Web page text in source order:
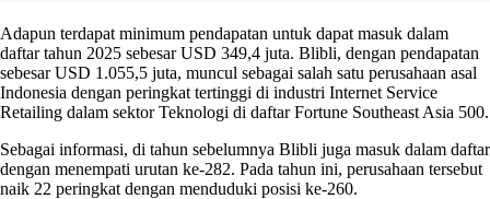
Adapun terdapat minimum pendapatan untuk dapat masuk dalam
daftar tahun 2025 sebesar USD 349,4 juta. Blibli, dengan pendapatan
sebesar USD 1.055,5 juta, muncul sebagai salah satu perusahaan asal
Indonesia dengan peringkat tertinggi di industri Internet Service
Retailing dalam sektor Teknologi di daftar Fortune Southeast Asia 500.
Sebagai informasi, di tahun sebelumnya Blibli juga masuk dalam daftar
dengan menempati urutan ke-282. Pada tahun ini, perusahaan tersebut
naik 22 peringkat dengan menduduki posisi ke-260.